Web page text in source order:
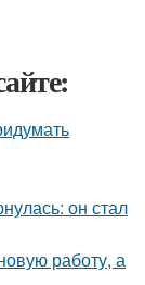
он стал
работу, а